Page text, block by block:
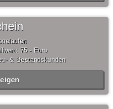
75,- Euro
& Bestandskunden